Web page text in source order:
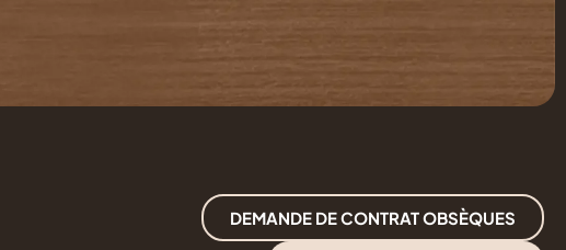
DEMANDE DE CONTRAT OBSÈQUES